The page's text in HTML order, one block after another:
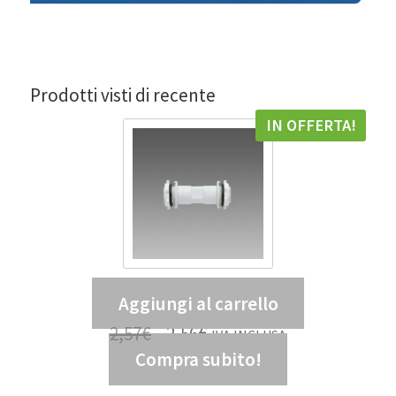
Prodotti visti di recente
Tubo di giunzione 938 – DIS 99807300
IN OFFERTA!
2,57€ 2,56€ IVA INCLUSA
2,10€ IVA ESCLUSA
Aggiungi al carrello
Compra subito!